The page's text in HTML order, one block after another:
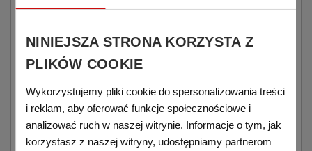
Ceramiczny kubek do sublimacji
trwałe, odporne na uszkodzenia i łatwe do utrzymania
w czystości. Ich powierzchnia jest gładka, biała i
doskonale nadaje się do sublimacji.
NINIEJSZA STRONA KORZYSTA Z
PLIKÓW COOKIE
Wykorzystujemy pliki cookie do spersonalizowania treści
i reklam, aby oferować funkcje społecznościowe i
analizować ruch w naszej witrynie. Informacje o tym, jak
korzystasz z naszej witryny, udostępniamy partnerom